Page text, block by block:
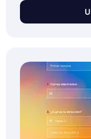
buscando una
línea, entonces
sea mucho más